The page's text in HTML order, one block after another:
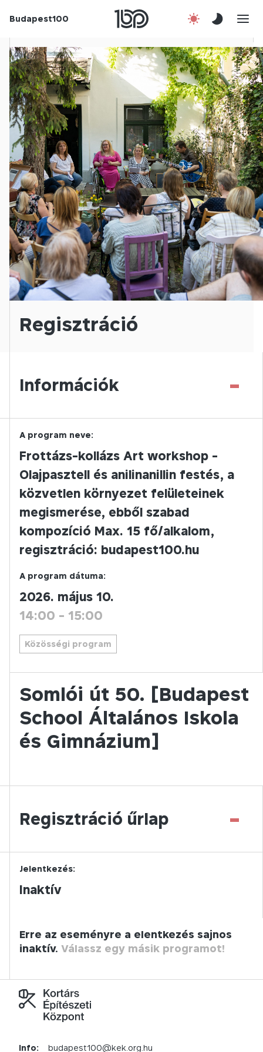
Budapest100
Csatlakozz!
Kapcsolat
En
Regisztráció
Információk -
A program neve:
Frottázs-kollázs Art workshop -
Olajpasztell és anilinanillin festés, a
közvetlen környezet felületeinek
megismerése, ebből szabad
kompozíció Max. 15 fő/alkalom,
regisztráció: budapest100.hu
A program dátuma:
2026. május 10.
14:00 - 15:00
Közösségi program
Somlói út 50. [Budapest
School Általános Iskola
és Gimnázium]
Regisztráció űrlap -
Jelentkezés:
Inaktív
Erre az eseményre a elentkezés sajnos
inaktív. Válassz egy másik programot!
Info: budapest100@kek.org.hu